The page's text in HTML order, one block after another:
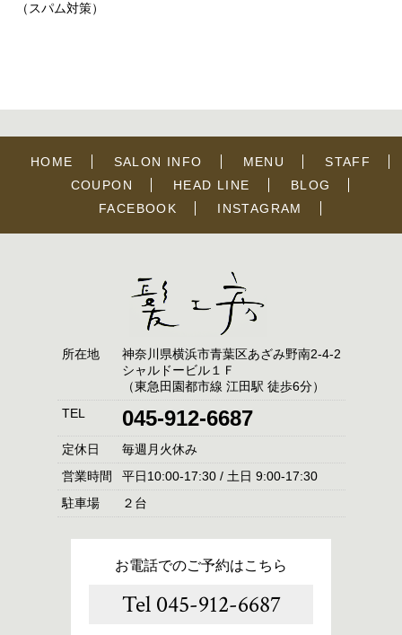
（スパム対策）
HOME SALON INFO MENU
STAFF
COUPON
HEAD LINE
BLOG
FACEBOOK
INSTAGRAM
所在地
神奈川県横浜市青葉区あざみ野南2-4-2
シャルドービル１Ｆ
（東急田園都市線 江田駅 徒歩6分）
TEL
045-912-6687
定休日
毎週月火休み
営業時間
平日10:00-17:30 / 土日 9:00-17:30
駐車場
２台
お電話でのご予約はこちら
Tel 045-912-6687